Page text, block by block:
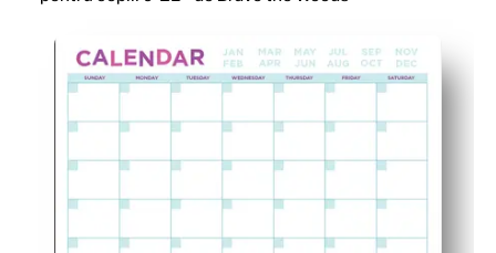
Imprimați și plecați - fără pregătire, completați
Aspectul potrivit pentru copii îl motivează pe copilul
Laminarea sau utilizarea protectoarelor pentru foi îl